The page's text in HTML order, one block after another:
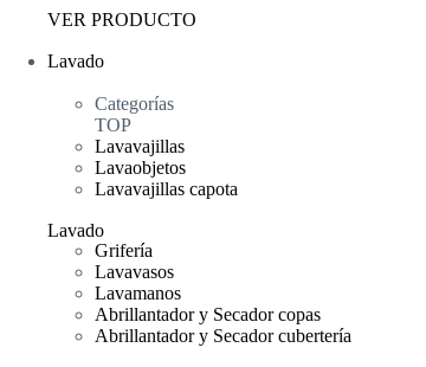
VER PRODUCTO
Lavado
Categorías
TOP
Lavavajillas
Lavaobjetos
Lavavajillas capota
Lavado
Grifería
Lavavasos
Lavamanos
Abrillantador y Secador copas
Abrillantador y Secador cubertería